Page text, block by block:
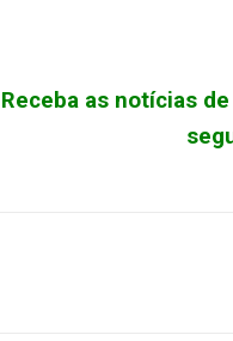
Receba as notícias